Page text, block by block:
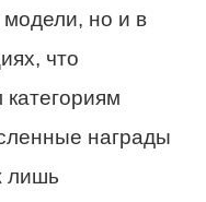
модели, но и в
что
награды
лишь